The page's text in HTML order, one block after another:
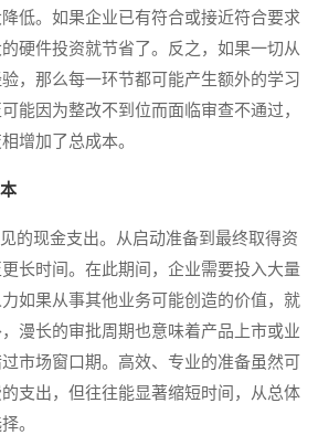
低。如果企业已有符合或接近符合要求
硬件投资就节省了。反之，如果一切从
，那么每一环节都可能产生额外的学习
能因为整改不到位而面临审查不通过，
增加了总成本。
现金支出。从启动准备到最终取得资
长时间。在此期间，企业需要投入大量
如果从事其他业务可能创造的价值，就
漫长的审批周期也意味着产品上市或业
市场窗口期。高效、专业的准备虽然可
支出，但往往能显著缩短时间，从总体
。